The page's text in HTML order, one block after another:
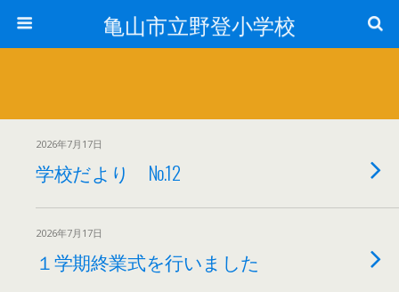
亀山市立野登小学校
2026年7月17日
学校だより No.12
2026年7月17日
１学期終業式を行いました